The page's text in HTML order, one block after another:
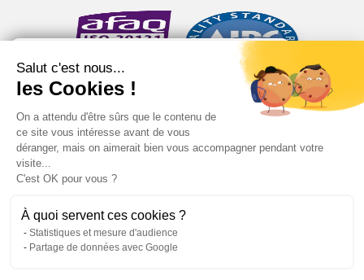
Salut c'est nous...
les Cookies !
On a attendu d'être sûrs que le contenu de
ce site vous intéresse avant de vous
déranger, mais on aimerait bien vous accompagner pendant votre
visite...
C'est OK pour vous ?
À quoi servent ces cookies ?
Statistiques et mesure d'audience
Partage de données avec Google